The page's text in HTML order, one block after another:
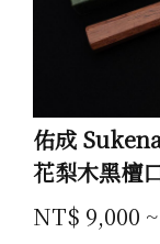
佑成
花梨木黑檀
NT$ 9,000